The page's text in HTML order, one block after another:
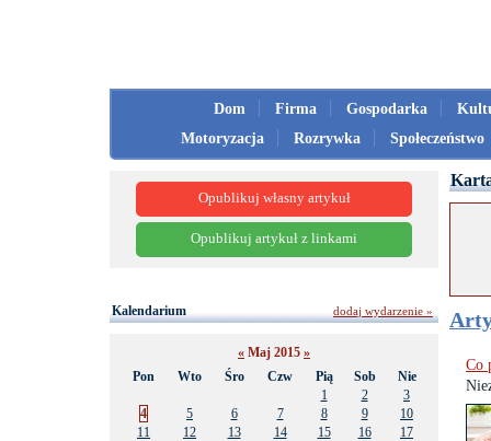
Dom Firma Gospodarka
Motoryzacja
Rozrywka Społeczeństwo
Co
Opublikuj własny artykuł
Opublikuj artykuł z linkami
Kalendarium
« Maj 2015 »
Pon
Wto Śro Czw Pią Sob
Nie
1
2
3
4
5 6 7 8 9
10
11
12 13 14 15 16
17
dodaj wydarzenie »